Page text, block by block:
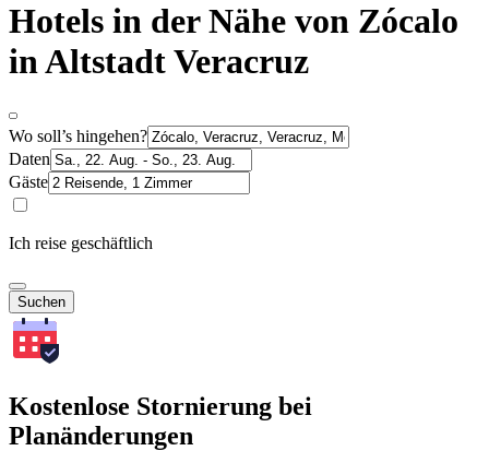
Hotels in der Nähe von Zócalo
in Altstadt Veracruz
Wo soll’s hingehen?
Daten
Gäste
Ich reise geschäftlich
Suchen
Kostenlose Stornierung bei
Planänderungen